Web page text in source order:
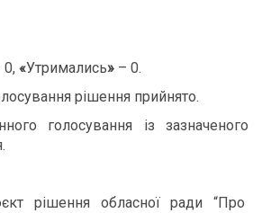
0, «Утримались» – 0.
рішення прийнято.
голосування із зазначеного
рішення обласної ради “Про